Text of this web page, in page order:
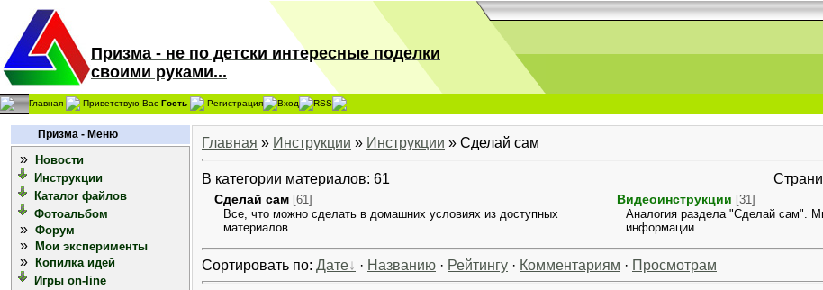
Призма - не по детски интересные поделки
своими руками...
Главная Приветствую Вас Гость Регистрация Вход RSS
Призма - Меню
»
Новости
Инструкции
Каталог файлов
Фотоальбом
» Форум
» Мои эксперименты
»
Копилка идей
Игры on-line
Главная » Инструкции » Инструкции » Сделай сам
В категории материалов: 61
Сделай сам [61]
Все, что можно сделать в домашних условиях из доступных
материалов.
Видеоинструкции [31]
Аналогия раздела "Сделай сам".
информации.
Сортировать по: Дате · Названию · Рейтингу · Комментариям · Просмотрам